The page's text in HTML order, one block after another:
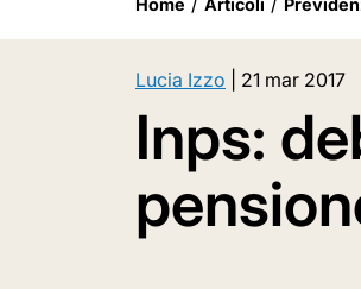
Home Articoli
Lucia Izzo 21 mar 2017
Inps: